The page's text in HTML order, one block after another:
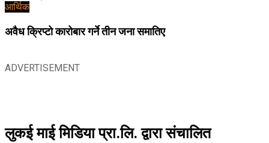
आर्थिक
अवैध क्रिप्टो कारोबार गर्ने तीन जना समातिए
ADVERTISEMENT
लुकई माई मिडिया प्रा.लि. द्वारा संचालित